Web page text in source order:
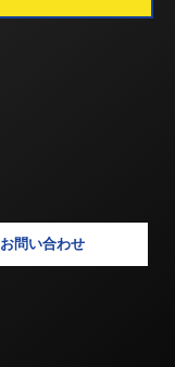
お問い合わせ